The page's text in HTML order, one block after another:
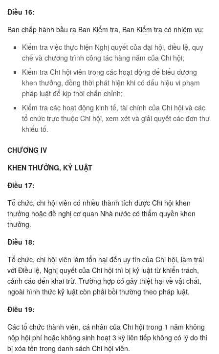
Ðiều 16:
Ban chấp hành bầu ra Ban Kiểm tra, Ban Kiểm tra có nhiệm vụ:
Kiểm tra việc thực hiện Nghị quyết của đại hội, điều lệ, quy
chế và chương trình công tác hàng năm của Chi hội;
Kiểm tra Chi hội viên trong các hoạt động để biểu dương
khen thưởng, đồng thời phát hiện khi có dấu hiệu vi phạm
pháp luật để kịp thời chấn chỉnh;
Kiểm tra các hoạt động kinh tế, tài chính của Chi hội và các
tổ chức trực thuộc Chi hội, xem xét và giải quyết các đơn thư
khiếu tố.
CHƯƠNG IV
KHEN THƯỞNG, KỶ LUẬT
Ðiều 17:
Tổ chức, chi hội viên có nhiều thành tích được Chi hội khen
thưởng hoặc đề nghị cơ quan Nhà nước có thẩm quyền khen
thưởng.
Ðiều 18:
Tổ chức, chi hội viên làm tổn hại đến uy tín của Chi hội, làm trái
với Ðiều lệ, Nghị quyết của Chi hội thì bị kỷ luật từ khiển trách,
cảnh cáo đến khai trừ. Trường hợp có gây thiệt hại về vật chất,
ngoài hình thức kỷ luật còn phải bồi thường theo pháp luật.
Ðiều 19:
Các tổ chức thành viên, cá nhân của Chi hội trong 1 năm không
nộp hội phí hoặc không sinh hoạt 3 kỳ liên tiếp không có lý do thì
bị xóa tên trong danh sách Chi hội viên.